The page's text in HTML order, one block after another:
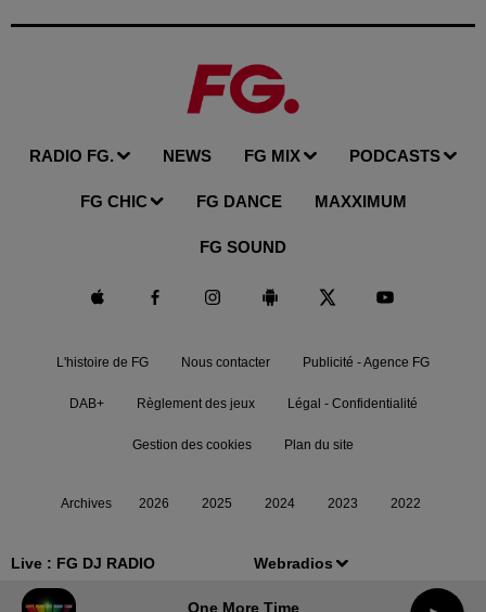
Live : FG DJ RADIO Webradios
One More Time
RADIO FG. NEWS FG MIX PODCASTS
FG CHIC FG DANCE MAXXIMUM
FG SOUND
L'histoire de FG Nous contacter Publicité - Agence FG
DAB+ Règlement des jeux Légal - Confidentialité
Gestion des cookies Plan du site
Archives 2026 2025 2024 2023 2022